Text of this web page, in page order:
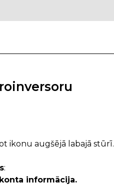
ikonu augšējā labajā stūrī.
:
informācija.